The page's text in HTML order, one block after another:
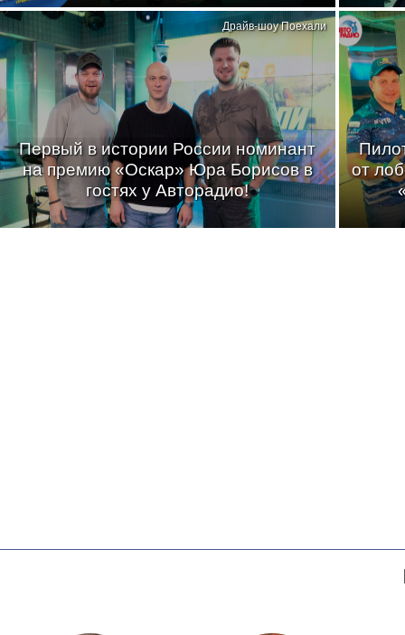
Первый в истории России номинант
на премию «Оскар» Юра Борисов в
гостях у Авторадио!
Драйв-шоу Поехали
от